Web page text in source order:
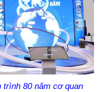
trình 80 năm cơ quan